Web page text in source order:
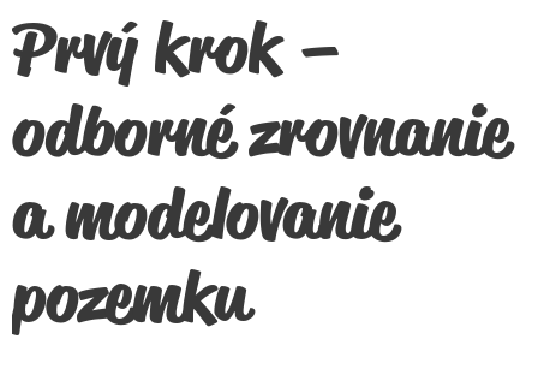
Prvý krok –
odborné zrovnanie
a modelovanie
pozemku